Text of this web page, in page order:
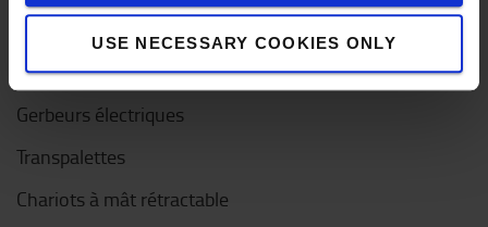
USE NECESSARY COOKIES ONLY
Transpalettes électriques
Gerbeurs électriques
Transpalettes
Chariots à mât rétractable